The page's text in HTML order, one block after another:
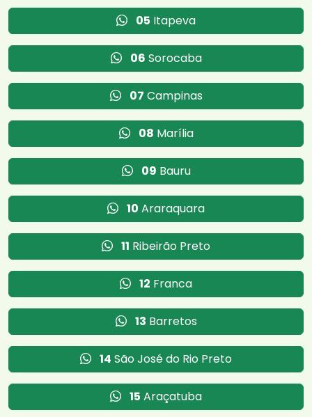
05 Itapeva
06 Sorocaba
07 Campinas
08 Marília
09 Bauru
10 Araraquara
11 Ribeirão Preto
12 Franca
13 Barretos
14 São José do Rio Preto
15 Araçatuba